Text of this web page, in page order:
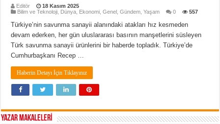
Editör
18 Kasım 2025
Bilim ve Teknoloji, Dünya, Ekonomi,Genel ,Gündem,Yaşam 0 557
Türkiye’nin savunma sanayii alanındaki atakları hız kesmeden
devam ederken, her gün uluslararası basının manşetlerini süsleyen
Türk savunma sanayii ürünlerini bir haberde topladık. Türkiye’de
Cumhurbaşkanı Recep …
Haberin Detayı İçin Tıklayınız
YAZAR MAKALELERİ